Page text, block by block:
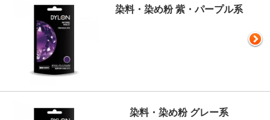
染料・染め粉 紫・パープル系
染料・染め粉 グレー系